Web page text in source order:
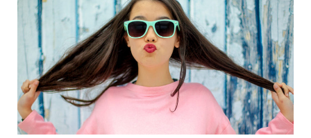
des
tissus
gastriques
But,
procédure
et